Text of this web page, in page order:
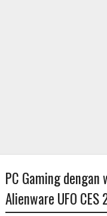
PC Gaming
Alienware UFO CES